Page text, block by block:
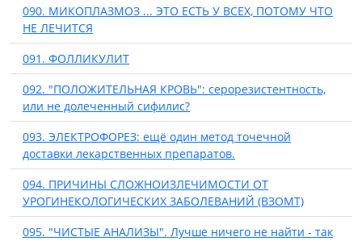
090. МИКОПЛАЗМОЗ ... ЭТО ЕСТЬ У ВСЕХ, ПОТОМУ ЧТО
НЕ ЛЕЧИТСЯ
091. ФОЛЛИКУЛИТ
092. "ПОЛОЖИТЕЛЬНАЯ КРОВЬ": серорезистентность,
или не долеченный сифилис?
093. ЭЛЕКТРОФОРЕЗ: ещё один метод точечной
доставки лекарственных препаратов.
094. ПРИЧИНЫ СЛОЖНОИЗЛЕЧИМОСТИ ОТ
УРОГИНЕКОЛОГИЧЕСКИХ ЗАБОЛЕВАНИЙ (ВЗОМТ)
095. "ЧИСТЫЕ АНАЛИЗЫ". Лучше ничего не найти - так